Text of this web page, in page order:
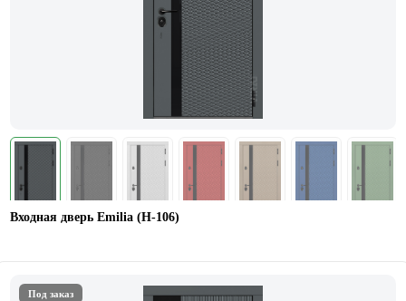
Входная дверь Emilia (H-106)
Под заказ